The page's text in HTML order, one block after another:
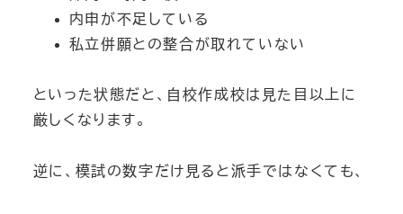
内申が不足している
私立併願との整合が取れていない
といった状態だと、自校作成校は見た目以上に
厳しくなります。
逆に、模試の数字だけ見ると派手ではなくても、